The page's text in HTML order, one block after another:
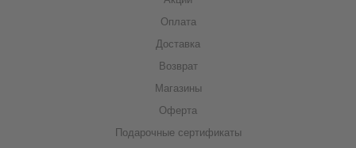
Оплата
Доставка
Возврат
Магазины
Оферта
Подарочные сертификаты